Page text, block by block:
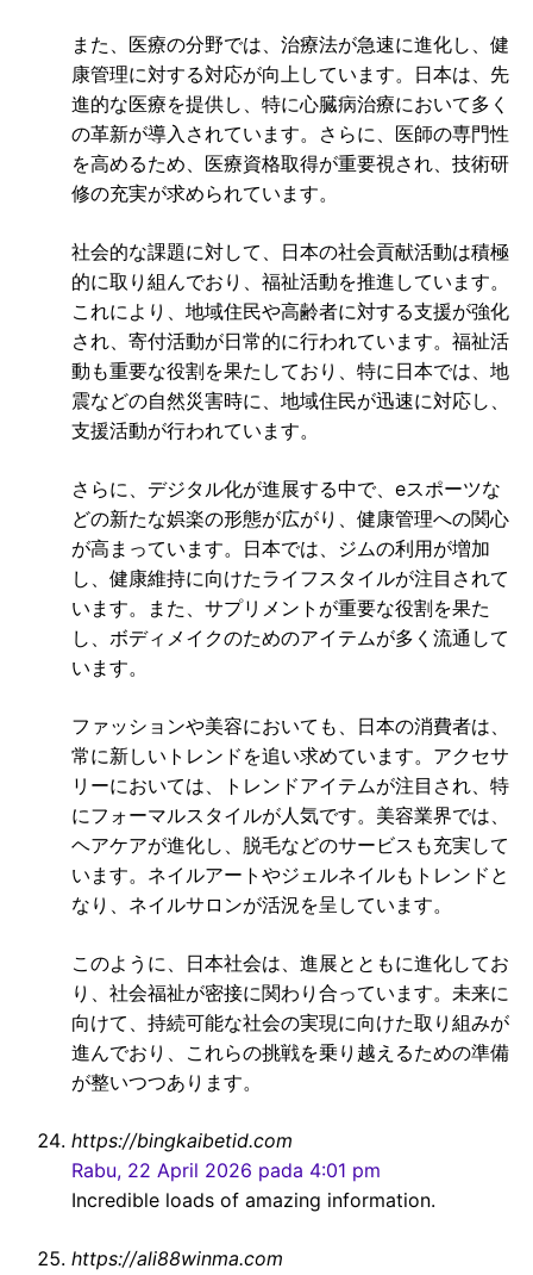
また、医療の分野では、治療法が急速に進化し、健
康管理に対する対応が向上しています。日本は、先
進的な医療を提供し、特に心臓病治療において多く
の革新が導入されています。さらに、医師の専門性
を高めるため、医療資格取得が重要視され、技術研
修の充実が求められています。
社会的な課題に対して、日本の社会貢献活動は積極
的に取り組んでおり、福祉活動を推進しています。
これにより、地域住民や高齢者に対する支援が強化
され、寄付活動が日常的に行われています。福祉活
動も重要な役割を果たしており、特に日本では、地
震などの自然災害時に、地域住民が迅速に対応し、
支援活動が行われています。
さらに、デジタル化が進展する中で、eスポーツな
どの新たな娯楽の形態が広がり、健康管理への関心
が高まっています。日本では、ジムの利用が増加
し、健康維持に向けたライフスタイルが注目されて
います。また、サプリメントが重要な役割を果た
し、ボディメイクのためのアイテムが多く流通して
います。
ファッションや美容においても、日本の消費者は、
常に新しいトレンドを追い求めています。アクセサ
リーにおいては、トレンドアイテムが注目され、特
にフォーマルスタイルが人気です。美容業界では、
ヘアケアが進化し、脱毛などのサービスも充実して
います。ネイルアートやジェルネイルもトレンドと
なり、ネイルサロンが活況を呈しています。
このように、日本社会は、進展とともに進化してお
り、社会福祉が密接に関わり合っています。未来に
向けて、持続可能な社会の実現に向けた取り組みが
進んでおり、これらの挑戦を乗り越えるための準備
が整いつつあります。
https://bingkaibetid.com
Rabu, 22 April 2026 pada 4:01 pm
Incredible loads of amazing information.
https://ali88winma.com